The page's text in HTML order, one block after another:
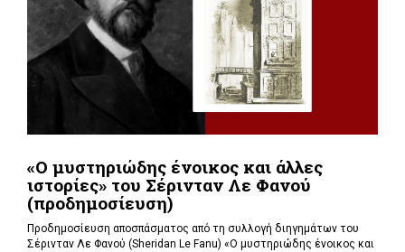
«Ο μυστηριώδης ένοικος και άλλες
ιστορίες» του Σέρινταν Λε Φανού
(προδημοσίευση)
Προδημοσίευση αποσπάσματος από τη συλλογή διηγημάτων του
Σέρινταν Λε Φανού (Sheridan Le Fanu) «Ο μυστηριώδης ένοικος και